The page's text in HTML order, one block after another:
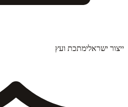
ייצור ישראלימתכת ועץ